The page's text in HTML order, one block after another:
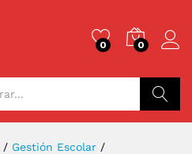
0 0
/ Gestión Escolar /